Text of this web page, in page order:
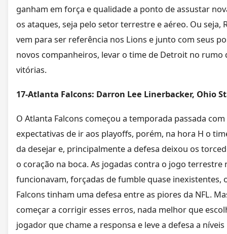
ganham em força e qualidade a ponto de assustar
os ataques, seja pelo setor terrestre e aéreo. Ou seja,
vem para ser referência nos Lions e junto com seus
novos companheiros, levar o time de Detroit no rumo
vitórias.
17-Atlanta Falcons: Darron Lee Linerbacker, Ohio
O Atlanta Falcons começou a temporada passada
expectativas de ir aos playoffs, porém, na hora H o
da desejar e, principalmente a defesa deixou os
o coração na boca. As jogadas contra o jogo terrestre
funcionavam, forçadas de fumble quase inexistentes,
Falcons tinham uma defesa entre as piores da NFL.
começar a corrigir esses erros, nada melhor que
jogador que chame a responsa e leve a defesa a níveis